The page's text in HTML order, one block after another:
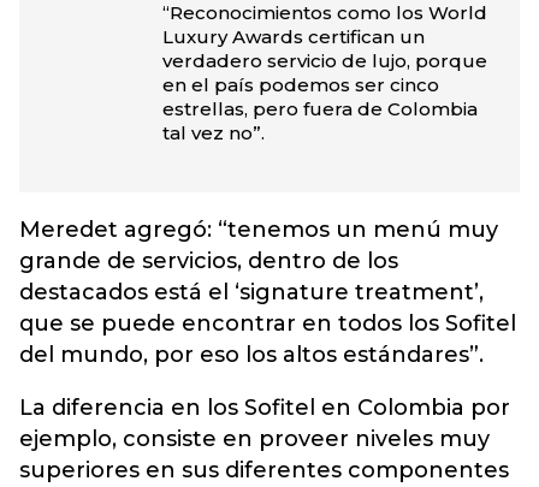
“Reconocimientos como los World
Luxury Awards certifican un
verdadero servicio de lujo, porque
en el país podemos ser cinco
estrellas, pero fuera de Colombia
tal vez no”.
Meredet agregó: “tenemos un menú muy
grande de servicios, dentro de los
destacados está el ‘signature treatment’,
que se puede encontrar en todos los Sofitel
del mundo, por eso los altos estándares”.
La diferencia en los Sofitel en Colombia por
ejemplo, consiste en proveer niveles muy
superiores en sus diferentes componentes